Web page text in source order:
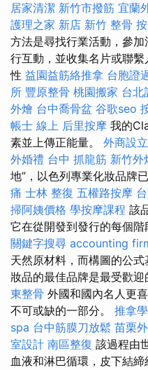
居家清潔 新竹市撥筋 宜蘭
護理之家 新店 新竹 整骨
方法是尋找行業活動，參
行互動，並收集名片或聯
性 益園益筋絡推拿 台胞證
所 豐原整骨 桃園搬家 台北
外燴 台中喬骨盆 谷歌seo
帳士 線上 后里按摩 我的
素並上傳正能量。 外商設
外婚禮 台中 抓龍筋 新竹外
地”，以色列專業化妝品牌
痛 士林 整復 五權路按摩
掃阿姨價格 學按摩課程 該
它在從開發到發行的每個階
關鍵字搜尋 accounting
天然原材料，而構圖的公
妝品的最佳品牌是最受歡
東整骨 外國和國內名人更
不可或缺的一部分。 推拿
spa 台中筋膜刀放鬆 苗栗
室設計 南區整復 該過程由
血液和淋巴循環，皮下結